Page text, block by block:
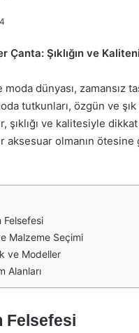
Çanta: Şıklığın ve
moda dünyası, zamansız
tutkunları, özgün ve
şıklığı ve kalitesiyle
aksesuar olmanın ötesine
Felsefesi
Malzeme Seçimi
ve Modeller
Alanları
Felsefesi